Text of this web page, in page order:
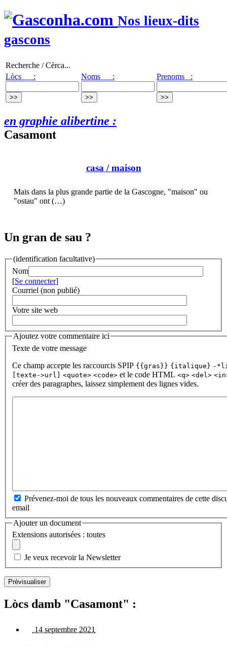
Nos lieux-dits
gascons
Recherche / Cèrca...
Lòcs :
Noms : Prenoms :
en graphie alibertine :
Casamont
casa/ maison
Mais dans la plus grande partie de la Gascogne, "maison" ou
"ostau" ont (…)
Un gran de sau ?
(identification facultative)
Nom
[Se connecter]
Courriel (non publié)
Votre site web
Ajoutez votre commentaire ici
Texte de votre message
Ce champ accepte les raccourcis SPIP {{gras}} {italique} -
[texte->url] <quote> <code> et le code HTML <q> <del>
créer des paragraphes, laissez simplement des lignes vides.
Prévenez-moi de tous les nouveaux commentaires de cette
email
Ajouter un document
Extensions autorisées : toutes
Je veux recevoir la Newsletter
Lòcs damb "Casamont" :
14 septembre 2021